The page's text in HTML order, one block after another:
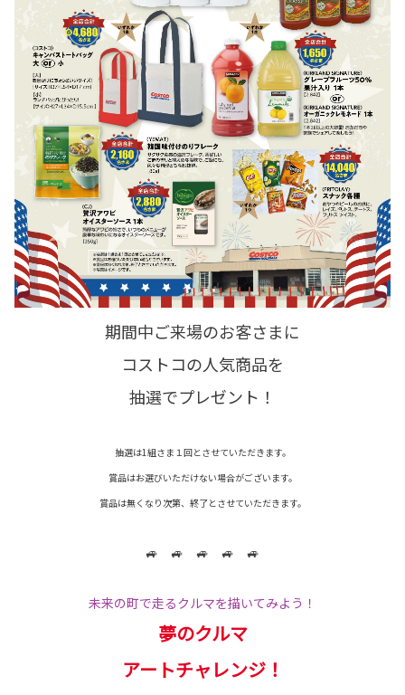
期間中ご来場のお客さまに
コストコの人気商品を
抽選でプレゼント！
抽選は1組さま１回とさせていただきます。
賞品はお選びいただけない場合がございます。
賞品は無くなり次第、終了とさせていただきます。
🚙 🚙 🚙 🚙 🚙
未来の町で走るクルマを描いてみよう！
夢のクルマ
アートチャレンジ！